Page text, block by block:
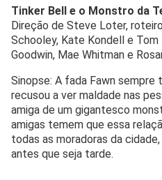
Tinker Bell e o Monstro da
Direção de Steve Loter,
Schooley, Kate Kondell e Tom
Goodwin, Mae Whitman e
Sinopse: A fada Fawn sempre
recusou a ver maldade nas
amiga de um gigantesco
amigas temem que essa
todas as moradoras da
antes que seja tarde.